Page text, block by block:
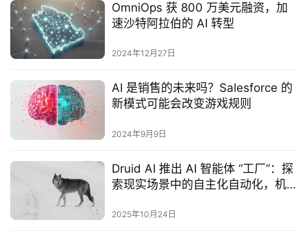
OmniOps 获 800 万美元融资，加
速沙特阿拉伯的 AI 转型
2024年12月27日
AI 是销售的未来吗？Salesforce 的
新模式可能会改变游戏规则
2024年9月9日
Druid AI 推出 AI 智能体 “工厂”：探
索现实场景中的自主化自动化，机
2025年10月24日